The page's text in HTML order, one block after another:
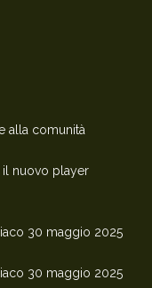
alla comunità
il nuovo player
30 maggio 2025
30 maggio 2025